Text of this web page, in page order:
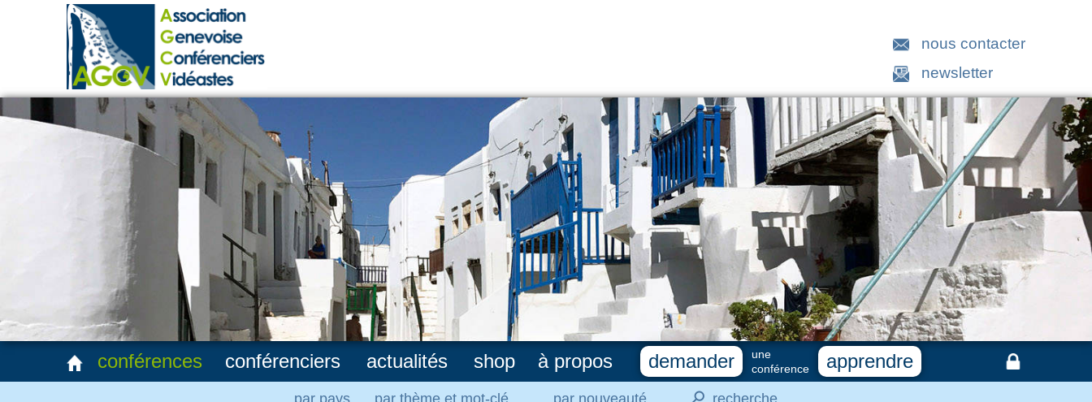
nous contacter
newsletter
conférences
par pays par thème et mot-clé par nouveauté recherche
conférenciers actualités shop à propos demander
une
conférence
apprendre